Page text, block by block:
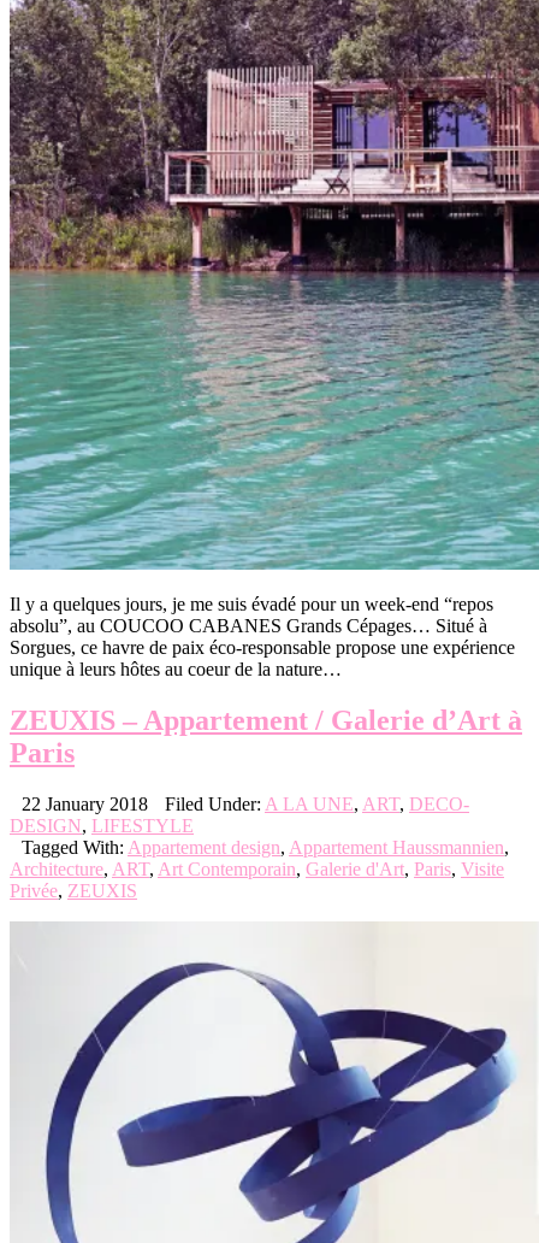
Il y a quelques jours, je me suis évadé pour un week-end “repos
absolu”, au COUCOO CABANES Grands Cépages… Situé à
Sorgues, ce havre de paix éco-responsable propose une expérience
unique à leurs hôtes au coeur de la nature…
ZEUXIS – Appartement / Galerie d’Art à
Paris
22 January 2018 Filed Under: A LA UNE, ART, DECO-
DESIGN, LIFESTYLE
Tagged With: Appartement design, Appartement Haussmannien,
Architecture, ART, Art Contemporain, Galerie d'Art, Paris, Visite
Privée, ZEUXIS